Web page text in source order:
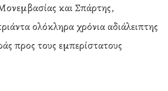
και Σπάρτης,
ολόκληρα χρόνια αδιάλειπτης
προς τους εμπερίστατους